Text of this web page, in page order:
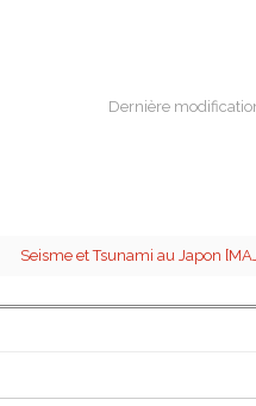
Dernière
Seisme et Tsunami au Japon